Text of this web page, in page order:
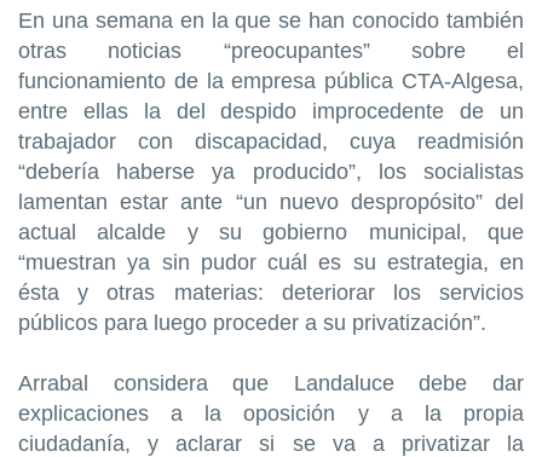
En una semana en la que se han conocido también
otras noticias “preocupantes” sobre el
funcionamiento de la empresa pública CTA-Algesa,
entre ellas la del despido improcedente de un
trabajador con discapacidad, cuya readmisión
“debería haberse ya producido”, los socialistas
lamentan estar ante “un nuevo despropósito” del
actual alcalde y su gobierno municipal, que
“muestran ya sin pudor cuál es su estrategia, en
ésta y otras materias: deteriorar los servicios
públicos para luego proceder a su privatización”.
Arrabal considera que Landaluce debe dar
explicaciones a la oposición y a la propia
ciudadanía, y aclarar si se va a privatizar la